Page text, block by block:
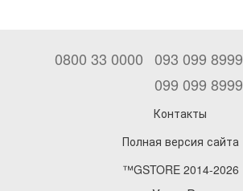
0800 33 0000 093 099 8999
099 099 8999
Контакты
Полная версия сайта
™GSTORE 2014-2026